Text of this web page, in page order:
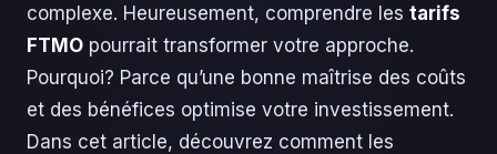
complexe. Heureusement, comprendre les tarifs
FTMO pourrait transformer votre approche.
Pourquoi? Parce qu’une bonne maîtrise des coûts
et des bénéfices optimise votre investissement.
Dans cet article, découvrez comment les